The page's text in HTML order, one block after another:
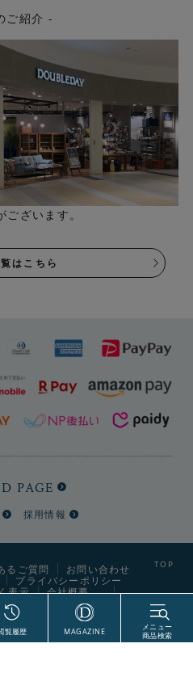
ュウールを使用
ご紹介 -
ざいます。
はこちら
PAGE
採用情報
るご質問
お問い合わせ
プライバシーポリシー
表示
会社概要
Ltd. All Right Reserved.